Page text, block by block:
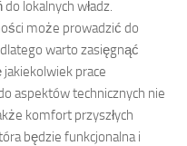
do lokalnych władz.
może prowadzić do
warto zasięgnąć
prace
aspektów technicznych nie
komfort przyszłych
będzie funkcjonalna i